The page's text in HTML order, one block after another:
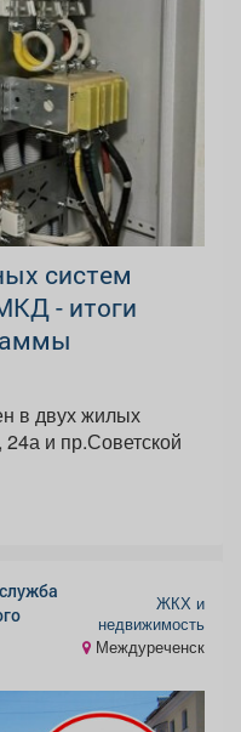
систем
- итоги
в двух жилых
и пр.Советской
ЖКХ и
недвижимость
Междуреченск